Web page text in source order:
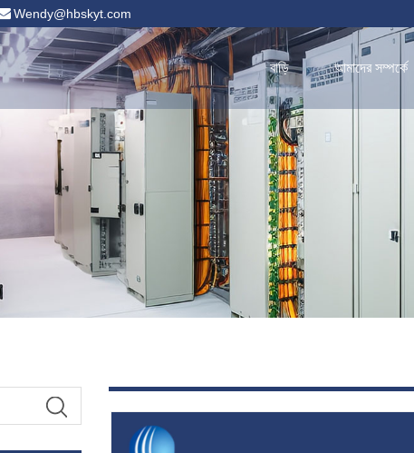
Wendy@hbskyt.com
বাড়ি আমাদের সম্পর্কে